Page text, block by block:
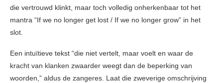
die vertrouwd klinkt, maar toch volledig onherkenbaar tot het
mantra “If we no longer get lost / If we no longer grow” in het
slot.
Een intuïtieve tekst “die niet vertelt, maar voelt en waar de
kracht van klanken zwaarder weegt dan de beperking van
woorden,” aldus de zangeres. Laat die zweverige omschrijving